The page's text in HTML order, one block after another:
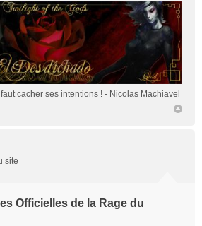
cacher ses intentions ! - Nicolas Machiavel
site
Officielles de la Rage du